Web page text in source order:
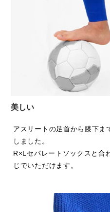
美しい
アスリートの足首から膝下ま
しました。
R×Lセパレートソックスと合
じでいただけます。